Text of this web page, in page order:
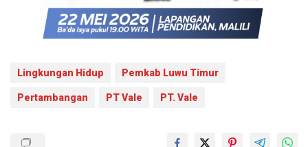
Lingkungan Hidup Pemkab Luwu Timur
Pertambangan PT Vale PT. Vale